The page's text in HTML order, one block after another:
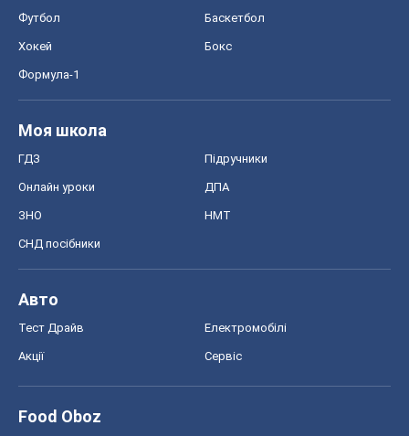
Футбол Баскетбол
Хокей Бокс
Формула-1
Моя школа
ГДЗ Підручники
Онлайн уроки ДПА
ЗНО НМТ
СНД посібники
Авто
Тест Драйв Електромобілі
Акції Сервіс
Food Oboz